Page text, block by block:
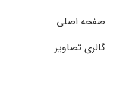
صفحه اصلی
گالری تصاویر